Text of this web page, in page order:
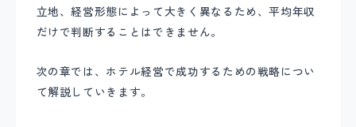
立地、経営形態によって大きく異なるため、平均年収
だけで判断することはできません。
次の章では、ホテル経営で成功するための戦略につい
て解説していきます。